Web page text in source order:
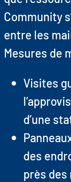
Community
entre les
Mesures de
Visites
d’une
des
près